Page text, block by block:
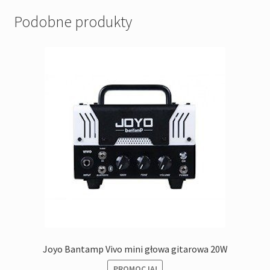
Podobne produkty
Joyo Bantamp Vivo mini głowa gitarowa 20W